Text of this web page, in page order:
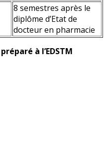
8 semestres après le
diplôme d’Etat de
docteur en pharmacie
à l’EDSTM